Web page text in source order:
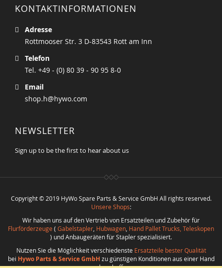
KONTAKTINFORMATIONEN
Adresse
Rottmooser Str. 3 D-83543 Rott am Inn
Telefon
Tel. +49 - (0) 80 39 - 90 95 8-0
Email
shop.h@hywo.com
NEWSLETTER
Sign up to be the first to hear about us
Copyright © 2019 HyWo Spare Parts & Service GmbH All rights reserved.
Unsere Shops:
Wir haben uns auf den Vertrieb von Ersatzteilen und Zubehör für
Flurförderzeuge ( Gabelstapler Hubwagen Hand Pallet Trucks, Teleskopen
) und Anbaugeräten für Stapler spezialisiert.
Nutzen Sie die Möglichkeit verschiedenste Ersatzteile bester Qualität
bei Hywo Parts & Service GmbH zu günstigen Konditionen aus einer Hand